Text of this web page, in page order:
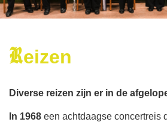
Reizen
Diverse reizen zijn er in de
In 1968 een achtdaagse concertreis